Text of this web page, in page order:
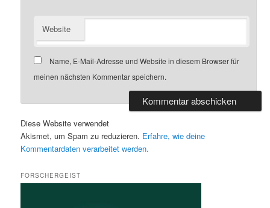
Website
Name, E-Mail-Adresse und Website in diesem Browser für
meinen nächsten Kommentar speichern.
Diese Website verwendet
Akismet, um Spam zu reduzieren. Erfahre, wie deine
Kommentardaten verarbeitet werden.
FORSCHERGEIST